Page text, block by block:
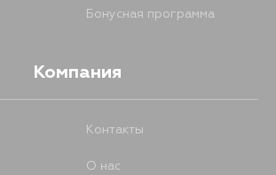
Бонусная программа
Компания
Контакты
О нас